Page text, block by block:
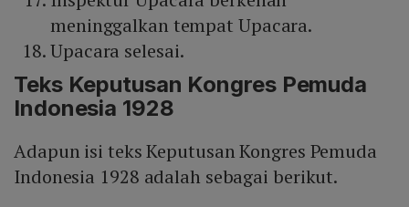
meninggalkan tempat Upacara.
Upacara selesai.
Teks Keputusan Kongres Pemuda
Indonesia 1928
Adapun isi teks Keputusan Kongres Pemuda
Indonesia 1928 adalah sebagai berikut.